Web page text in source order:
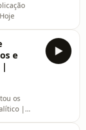
e
|
os
|